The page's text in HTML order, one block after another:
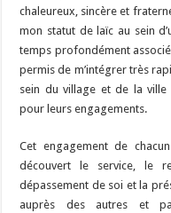
chaleureux, sincère et
mon statut de laïc au sein
temps profondément
permis de m’intégrer très
sein du village et de la ville
pour leurs engagements.
Cet engagement de
découvert le service, le
dépassement de soi et la
auprès des autres et